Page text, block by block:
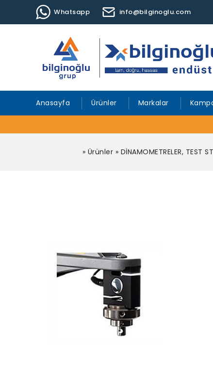
Whatsapp info@bilginoglu.com
Anasayfa Ürünler Markalar
» Ürünler » DİNAMOMETRELER, TEST